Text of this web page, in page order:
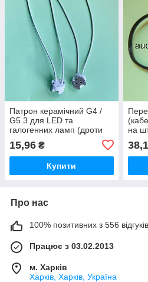
Патрон керамічний G4 /
G5.3 для LED та
галогенних ламп (дроти
15,96 ₴
Купити
на
Про нас
100% позитивних з 556
Працює з 03.02.2013
м. Харків
Харків, Харків, Україна